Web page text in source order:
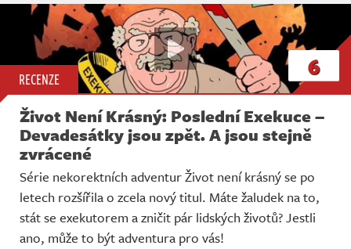
RECENZE 6
Život Není Krásný: Poslední Exekuce –
Devadesátky jsou zpět. A jsou stejně
zvrácené
Série nekorektních adventur Život není krásný se po
letech rozšířila o zcela nový titul. Máte žaludek na to,
stát se exekutorem a zničit pár lidských životů? Jestli
ano, může to být adventura pro vás!